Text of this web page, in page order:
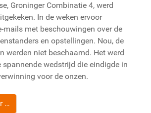
Groninger Combinatie 4, werd
In de weken ervoor
mails met beschouwingen over de
en opstellingen. Nou, de
werden niet beschaamd. Het werd
spannende wedstrijd die eindigde in
voor de onzen.
…